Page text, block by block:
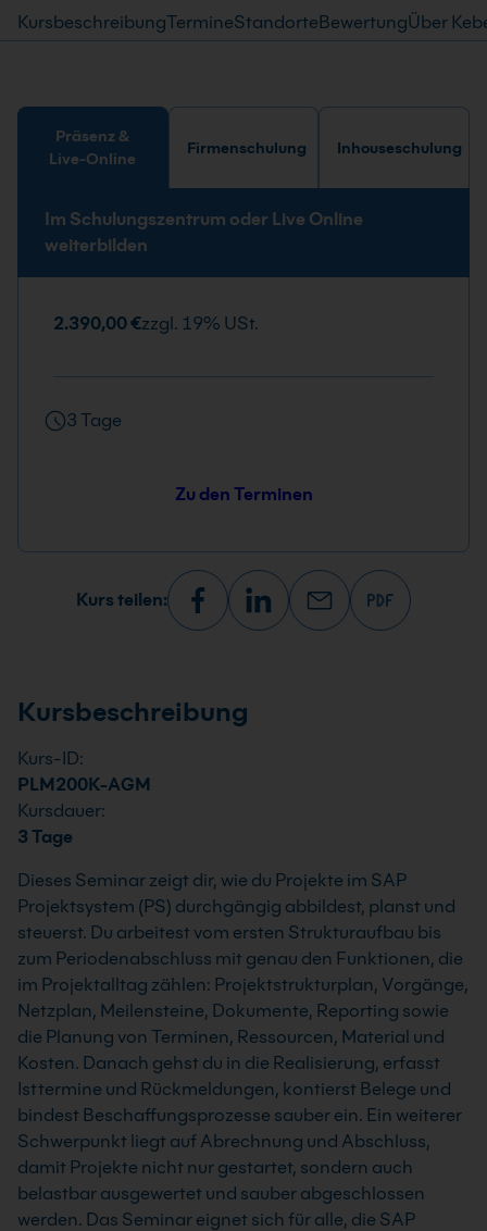
KursbeschreibungTermineStandorteBewertungÜber
Präsenz &
Live-Online
Firmenschulung Inhouseschulung
Im Schulungszentrum oder Live Online
weiterbilden
2.390,00 €zzgl. 19% USt.
3 Tage
Zu den Terminen
Kurs teilen:
Kursbeschreibung
Kurs-ID:
PLM200K-AGM
Kursdauer:
3 Tage
Dieses Seminar zeigt dir, wie du Projekte im SAP
Projektsystem (PS) durchgängig abbildest, planst und
steuerst. Du arbeitest vom ersten Strukturaufbau bis
zum Periodenabschluss mit genau den Funktionen, die
im Projektalltag zählen: Projektstrukturplan, Vorgänge,
Netzplan, Meilensteine, Dokumente, Reporting sowie
die Planung von Terminen, Ressourcen, Material und
Kosten. Danach gehst du in die Realisierung, erfasst
Isttermine und Rückmeldungen, kontierst Belege und
bindest Beschaffungsprozesse sauber ein. Ein weiterer
Schwerpunkt liegt auf Abrechnung und Abschluss,
damit Projekte nicht nur gestartet, sondern auch
belastbar ausgewertet und sauber abgeschlossen
werden. Das Seminar eignet sich für alle, die SAP